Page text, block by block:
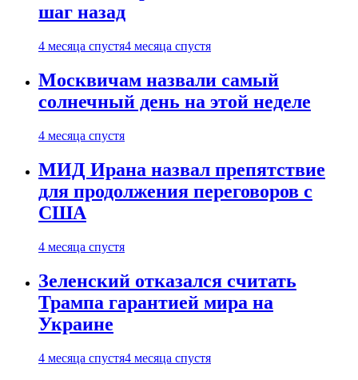
шаг назад
4 месяца спустя4 месяца спустя
Москвичам назвали самый
солнечный день на этой неделе
4 месяца спустя
МИД Ирана назвал препятствие
для продолжения переговоров с
США
4 месяца спустя
Зеленский отказался считать
Трампа гарантией мира на
Украине
4 месяца спустя4 месяца спустя